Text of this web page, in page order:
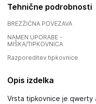
Tehnične podrobnosti
BREZŽIČNA POVEZAVA
NAMEN UPORABE -
MIŠKA/TIPKOVNICA
Razporeditev tipkovnice
Opis izdelka
Vrsta tipkovnice je qwerty